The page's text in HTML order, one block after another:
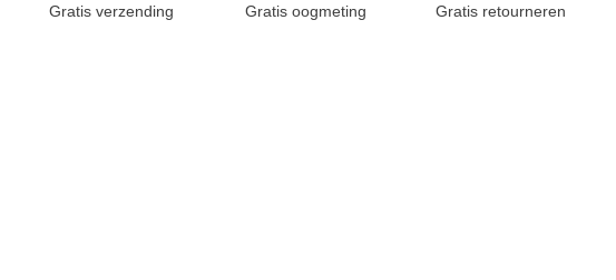
Gratis verzending Gratis oogmeting Gratis retourneren